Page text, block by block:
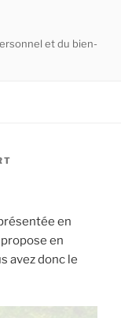
et du bien-
en
en
avez donc le